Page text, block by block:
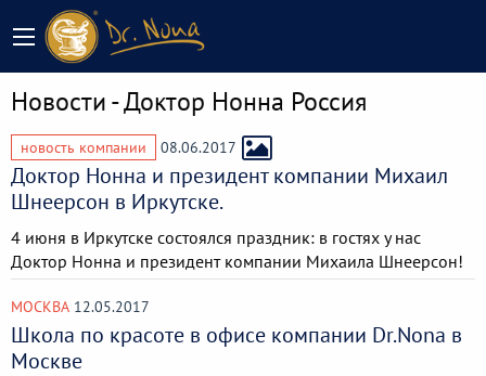
Новости - Доктор Нонна Россия
новость компании 08.06.2017
Доктор Нонна и президент компании Михаил
Шнеерсон в Иркутске.
4 июня в Иркутске состоялся праздник: в гостях у нас
Доктор Нонна и президент компании Михаила Шнеерсон!
МОСКВА 12.05.2017
Школа по красоте в офисе компании Dr.Nona в
Москве